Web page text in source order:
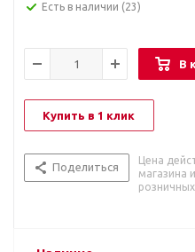
Есть в наличии (23)
В
Купить в 1 клик
Поделиться
Цена
магазина